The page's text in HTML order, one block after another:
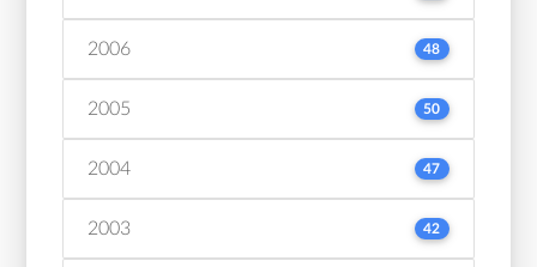
2006 48
2005 50
2004 47
2003 42